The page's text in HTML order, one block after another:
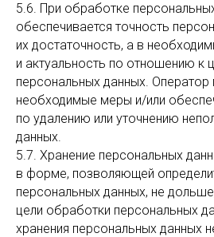
5.6. При обработке
обеспечивается точность
их достаточность, а в
и актуальность по отношению к
персональных данных. Оператор
необходимые меры и/или
по удалению или уточнению
данных.
5.7. Хранение персональных
в форме, позволяющей
персональных данных, не
цели обработки персональных
хранения персональных данных